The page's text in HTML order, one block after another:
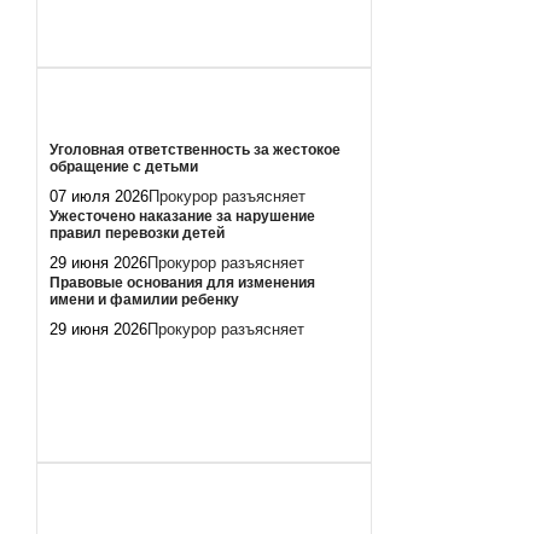
Уголовная ответственность за жестокое
обращение с детьми
07 июля 2026Прокурор разъясняет
Ужесточено наказание за нарушение
правил перевозки детей
29 июня 2026Прокурор разъясняет
Правовые основания для изменения
имени и фамилии ребенку
29 июня 2026Прокурор разъясняет